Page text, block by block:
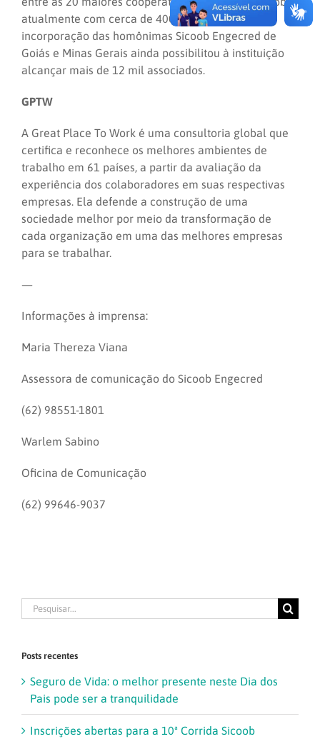
atualmente com cerca de 400 singulares. A
incorporação das homônimas Sicoob Engecred de
Goiás e Minas Gerais ainda possibilitou à instituição
alcançar mais de 12 mil associados.
GPTW
A Great Place To Work é uma consultoria global que
certifica e reconhece os melhores ambientes de
trabalho em 61 países, a partir da avaliação da
experiência dos colaboradores em suas respectivas
empresas. Ela defende a construção de uma
sociedade melhor por meio da transformação de
cada organização em uma das melhores empresas
para se trabalhar.
—
Informações à imprensa:
Maria Thereza Viana
Assessora de comunicação do Sicoob Engecred
(62) 98551-1801
Warlem Sabino
Oficina de Comunicação
(62) 99646-9037
Buscar
resultados
Posts recentes
Seguro de Vida: o melhor presente neste Dia dos
Pais pode ser a tranquilidade
Inscrições abertas para a 10ª Corrida Sicoob